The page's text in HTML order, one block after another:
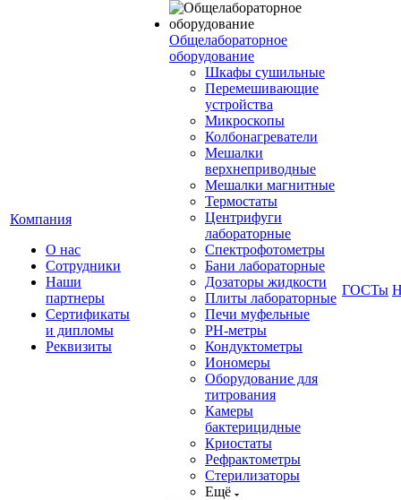
Компания
О нас
Сотрудники
Наши
партнеры
Сертификаты
и дипломы
Реквизиты
Общелабораторное
оборудование
Шкафы сушильные
Перемешивающие
устройства
Микроскопы
Колбонагреватели
Мешалки
верхнеприводные
Мешалки магнитные
Термостаты
Центрифуги
лабораторные
Спектрофотометры
Бани лабораторные
Дозаторы жидкости
Плиты лабораторные
Печи муфельные
РН-метры
Кондуктометры
Иономеры
Оборудование для
титрования
Камеры
бактерицидные
Криостаты
Рефрактометры
Стерилизаторы
Ещё
ГОСТы